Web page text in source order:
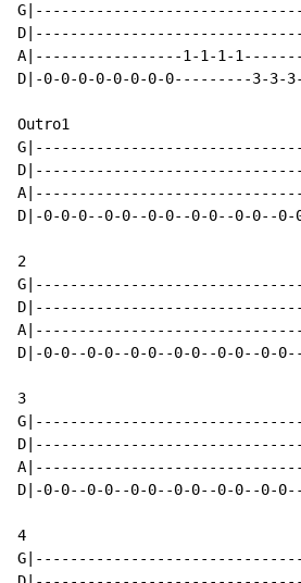
A|-----------------1-1-1-
D|-0-0-0-0-0-0-0-0---------3-3-
Outro1
D|-0-0-0--0-0--0-0--0-0--0-0--0-
2
D|-0-0--0-0--0-0--0-0--0-0--0-
3
D|-0-0--0-0--0-0--0-0--0-0--0-
4